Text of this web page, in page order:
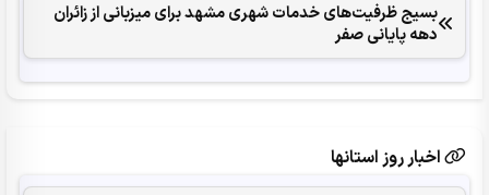
بسیج ظرفیت‌های خدمات شهری مشهد برای میزبانی از زائران
دهه پایانی صفر
اخبار روز استانها